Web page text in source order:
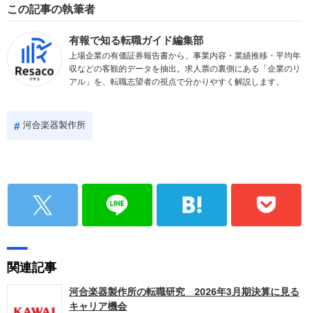
この記事の執筆者
有報で知る転職ガイド編集部
上場企業の有価証券報告書から、事業内容・業績推移・平均年
収などの客観的データを抽出。求人票の裏側にある「企業のリ
アル」を、転職志望者の視点で分かりやすく解説します。
河合楽器製作所
関連記事
河合楽器製作所の転職研究 2026年3月期決算に見る
キャリア機会